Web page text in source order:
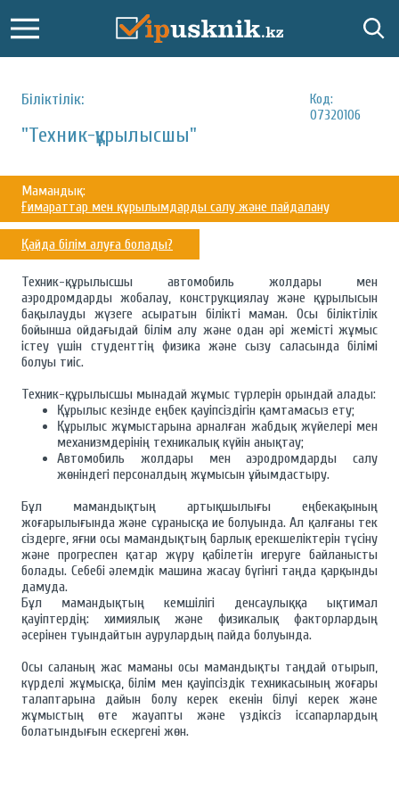
Біліктілік:
Код:
07320106
"Техник-құрылысшы"
Мамандық:
Ғимараттар мен құрылымдарды салу және пайдалану
Қайда білім алуға болады?
Техник-құрылысшы автомобиль жолдары мен
аэродромдарды жобалау, конструкциялау және құрылысын
бақылауды жүзеге асыратын білікті маман. Осы біліктілік
бойынша ойдағыдай білім алу және одан әрі жемісті жұмыс
істеу үшін студенттің физика және сызу саласында білімі
болуы тиіс.
Техник-құрылысшы мынадай жұмыс түрлерін орындай алады:
Құрылыс кезінде еңбек қауіпсіздігін қамтамасыз ету;
Құрылыс жұмыстарына арналған жабдық жүйелері мен
механизмдерінің техникалық күйін анықтау;
Автомобиль жолдары мен аэродромдарды салу
жөніндегі персоналдың жұмысын ұйымдастыру.
Бұл мамандықтың артықшылығы еңбекақының
жоғарылығында және сұранысқа ие болуында. Ал қалғаны тек
сіздерге, яғни осы мамандықтың барлық ерекшеліктерін түсіну
және прогреспен қатар жүру қабілетін игеруге байланысты
болады. Себебі әлемдік машина жасау бүгінгі таңда қарқынды
дамуда.
Бұл мамандықтың кемшілігі денсаулыққа ықтимал
қауіптердің: химиялық және физикалық факторлардың
әсерінен туындайтын аурулардың пайда болуында.
Осы саланың жас маманы осы мамандықты таңдай отырып,
күрделі жұмысқа, білім мен қауіпсіздік техникасының жоғары
талаптарына дайын болу керек екенін білуі керек және
жұмыстың өте жауапты және үздіксіз іссапарлардың
болатындығын ескергені жөн.